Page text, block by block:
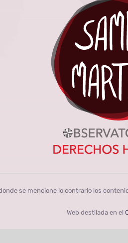
se mencione lo contrario los
Web destilada en el